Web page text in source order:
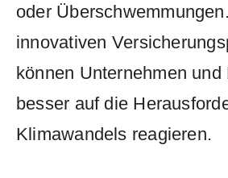
oder
innovativen⁢
können Unternehmen und‌
besser auf die
Klimawandels reagieren.